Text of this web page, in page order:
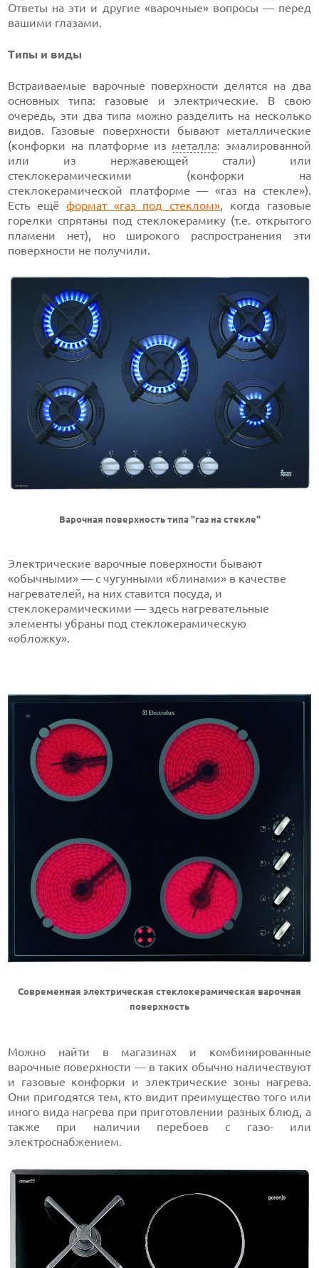
Ответы на эти и другие «варочные» вопросы — перед
вашими глазами.
Типы и виды
Встраиваемые варочные поверхности делятся на два
основных типа: газовые и электрические. В свою
очередь, эти два типа можно разделить на несколько
видов. Газовые поверхности бывают металлические
(конфорки на платформе из металла: эмалированной
или из нержавеющей стали) или
стеклокерамическими (конфорки на
стеклокерамической платформе — «газ на стекле»).
Есть ещё формат «газ под стеклом», когда газовые
горелки спрятаны под стеклокерамику (т.е. открытого
пламени нет), но широкого распространения эти
поверхности не получили.
Варочная поверхность типа "газ на стекле"
Электрические варочные поверхности бывают
«обычными» — с чугунными «блинами» в качестве
нагревателей, на них ставится посуда, и
стеклокерамическими — здесь нагревательные
элементы убраны под стеклокерамическую
«обложку».
Современная электрическая стеклокерамическая варочная
поверхность
Можно найти в магазинах и комбинированные
варочные поверхности — в таких обычно наличествуют
и газовые конфорки и электрические зоны нагрева.
Они пригодятся тем, кто видит преимущество того или
иного вида нагрева при приготовлении разных блюд, а
также при наличии перебоев с газо- или
электроснабжением.